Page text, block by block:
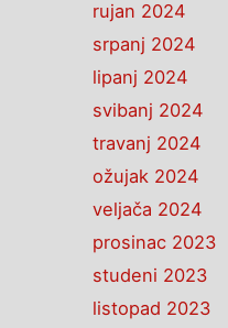
rujan 2024
srpanj 2024
lipanj 2024
svibanj 2024
travanj 2024
ožujak 2024
veljača 2024
prosinac 2023
studeni 2023
listopad 2023